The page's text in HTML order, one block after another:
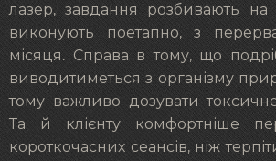
лазер, завдання розбивають на
виконують поетапно, з
місяця. Справа в тому, що
виводитиметься з організму
тому важливо дозувати
Та й клієнту комфортніше
короткочасних сеансів, ніж